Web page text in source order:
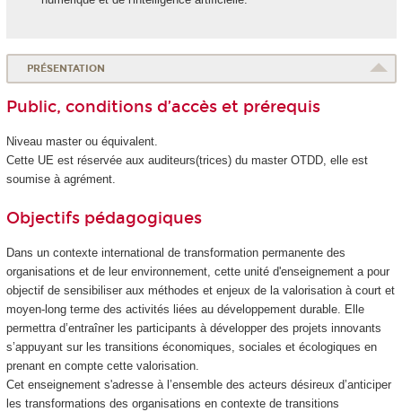
PRÉSENTATION
Public, conditions d’accès et prérequis
Niveau master ou équivalent.
Cette UE est réservée aux auditeurs(trices) du master OTDD, elle est
soumise à agrément.
Objectifs pédagogiques
Dans un contexte international de transformation permanente des
organisations et de leur environnement, cette unité d'enseignementa pour
objectif de sensibiliser aux méthodes et enjeux de la valorisation à court et
moyen-long terme des activités liées au développement durable. Elle
permettra d’entraîner les participants à développer des projets innovants
s’appuyant sur les transitions économiques, sociales et écologiques en
prenant en compte cette valorisation.
Cet enseignement s'adresse à l’ensemble des acteurs désireux d’anticiper
les transformations des organisations en contexte de transitions